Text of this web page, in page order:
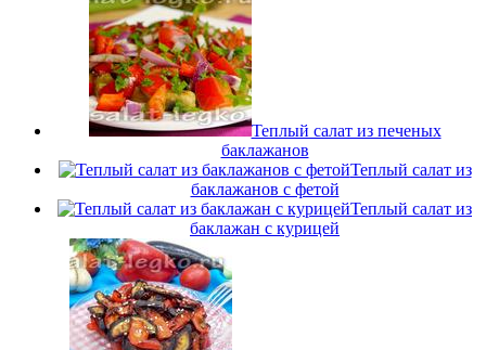
Теплый салат из печеных
баклажанов
Теплый салат из
баклажанов с фетой
Теплый салат из
баклажан с курицей